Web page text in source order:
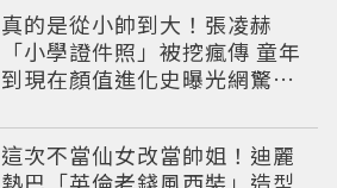
真的是從小帥到大！張凌赫
「小學證件照」被挖瘋傳 童年
到現在顏值進化史曝光網驚：
這次不當仙女改當帥姐！迪麗